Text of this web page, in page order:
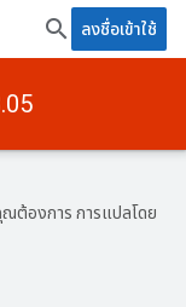
ลงชื่อเข้าใช้
ณต้องการ การแปลโดย